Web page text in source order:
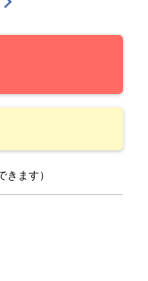
きます）